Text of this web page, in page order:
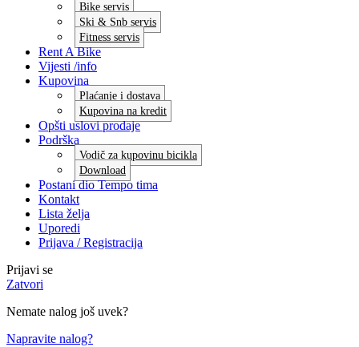
Bike servis
Ski & Snb servis
Fitness servis
Rent A Bike
Vijesti /info
Kupovina
Plaćanje i dostava
Kupovina na kredit
Opšti uslovi prodaje
Podrška
Vodič za kupovinu bicikla
Download
Postani dio Tempo tima
Kontakt
Lista želja
Uporedi
Prijava / Registracija
Prijavi se
Zatvori
Nemate nalog još uvek?
Napravite nalog?